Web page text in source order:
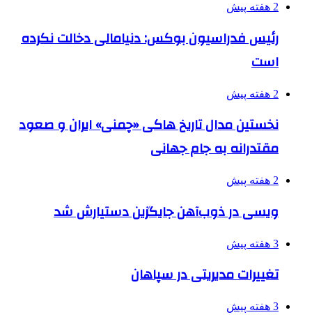
2 هفته پیش
رئیس فدراسیون بوکس: دنیامالی دخالت نکرده
است
2 هفته پیش
نخستین مدال تاریخ هاکی «چمنی» ایران و صعود
مقتدرانه به جام جهانی
2 هفته پیش
ویسی در ذوب‌آهن جایگزین دستیارش شد
3 هفته پیش
تغییرات مدیریتی در سپاهان
3 هفته پیش